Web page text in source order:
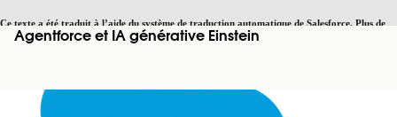
Ce texte a été traduit à l’aide du système de traduction automatique de Salesforce. Plus de
détails, consultez <cette page.
Basculer vers la page en anglais
Agentforce et IA générative Einstein